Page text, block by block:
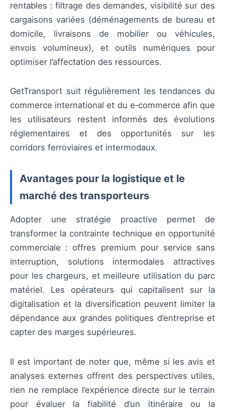
rentables : filtrage des demandes, visibilité sur des
cargaisons variées (déménagements de bureau et
domicile, livraisons de mobilier ou véhicules,
envois volumineux), et outils numériques pour
optimiser l’affectation des ressources.
GetTransport suit régulièrement les tendances du
commerce international et du e‑commerce afin que
les utilisateurs restent informés des évolutions
réglementaires et des opportunités sur les
corridors ferroviaires et intermodaux.
Avantages pour la logistique et le
marché des transporteurs
Adopter une stratégie proactive permet de
transformer la contrainte technique en opportunité
commerciale : offres premium pour service sans
interruption, solutions intermodales attractives
pour les chargeurs, et meilleure utilisation du parc
matériel. Les opérateurs qui capitalisent sur la
digitalisation et la diversification peuvent limiter la
dépendance aux grandes politiques d’entreprise et
capter des marges supérieures.
Il est important de noter que, même si les avis et
analyses externes offrent des perspectives utiles,
rien ne remplace l’expérience directe sur le terrain
pour évaluer la fiabilité d’un itinéraire ou la